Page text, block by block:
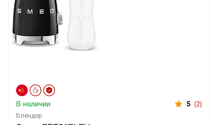
Блендер
В наличии 5 (2)